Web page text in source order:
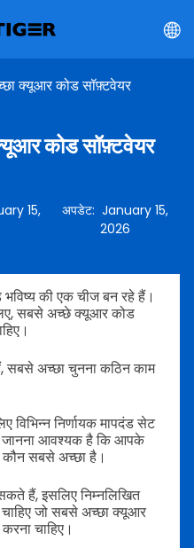
क्यूआर कोड सॉफ़्टवेयर
कोड सॉफ़्टवेयर
15,
अपडेट:January 15,
2026
की एक चीज बन रहे हैं।
सबसे अच्छे क्यूआर कोड
अच्छा चुनना कठिन काम
निर्णायक मापदंड सेट
आवश्यक है कि आपके
सबसे अच्छा है।
हैं, इसलिए निम्नलिखित
जो सबसे अच्छा क्यूआर
चाहिए।